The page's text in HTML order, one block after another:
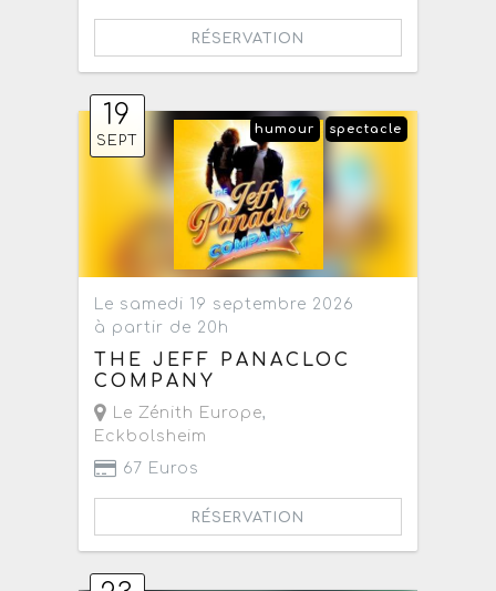
RÉSERVATION
19
SEPT
spectacle
humour
Le samedi 19 septembre 2026
à partir de 20h
THE JEFF PANACLOC
COMPANY
Le Zénith Europe,
Eckbolsheim
67 Euros
RÉSERVATION